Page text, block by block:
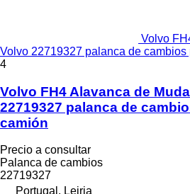
Volvo
Volvo 22719327 palanca de
4
Volvo FH4 Alavanca de
22719327 palanca de
camión
Precio a consultar
Palanca de cambios
22719327
Portugal, Leiria